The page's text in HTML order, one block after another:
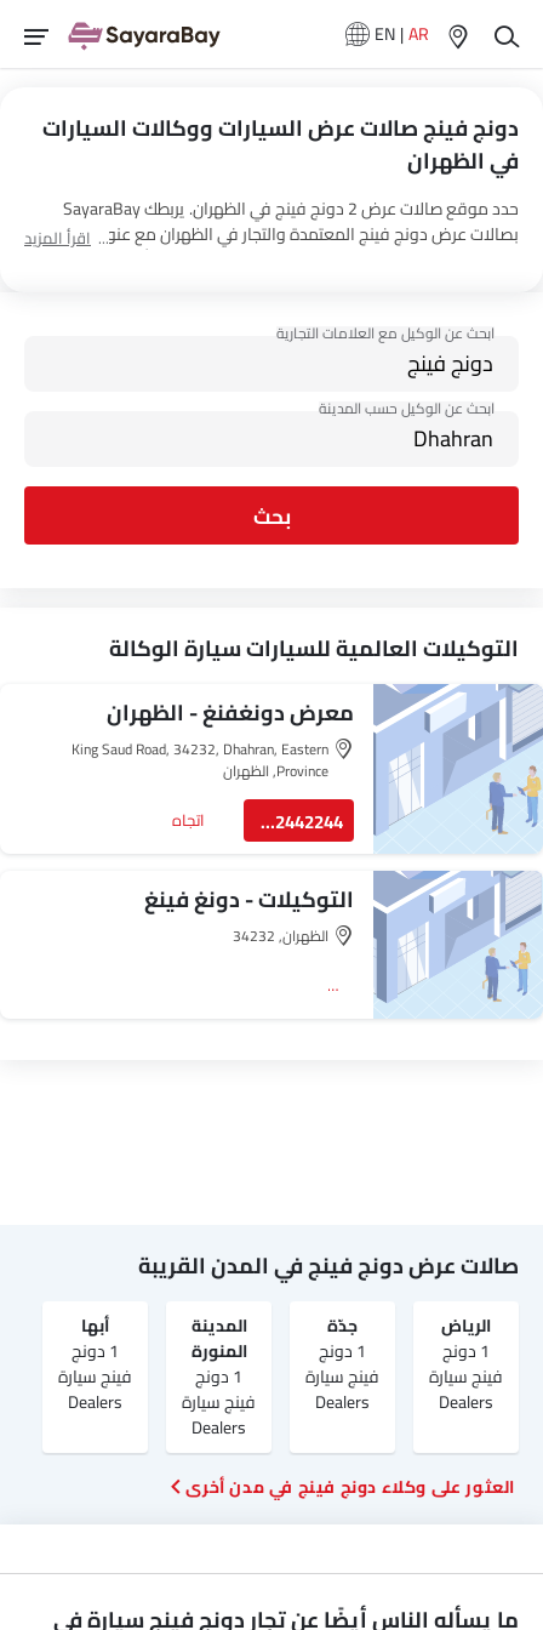
EN|AR
دونج فينج صالات عرض السيارات ووكالات السيارات
في الظهران
حدد موقع صالات عرض 2 دونج فينج في الظهران. يربطك SayaraBay
بصالات عرض دونج فينج المعتمدة والتجار في الظهران مع عنوانهم
ومعلومات الاتصال الكاملة. لمزيد من المعلومات حول أسعار السيارات
اقرأ المزيد
بحث
التوكيلات العالمية للسيارات سيارة الوكالة
معرض دونغفنغ - الظهران
King Saud Road, 34232, Dhahran, Eastern
Province, الظهران
8022442244 اتجاه
التوكيلات - دونغ فينغ
الظهران, 34232
اتجاه
صالات عرض دونج فينج في المدن القريبة
الرياض‎
1 دونج
فينج سيارة
Dealers
جدّة
1 دونج
فينج سيارة
Dealers
المدينة
المنورة
1 دونج
فينج سيارة
Dealers
أبها
1 دونج
فينج سيارة
Dealers
العثور على وكلاء دونج فينج في مدن أخرى
ما يسأله الناس أيضًا عن تجار دونج فينج سيارة في